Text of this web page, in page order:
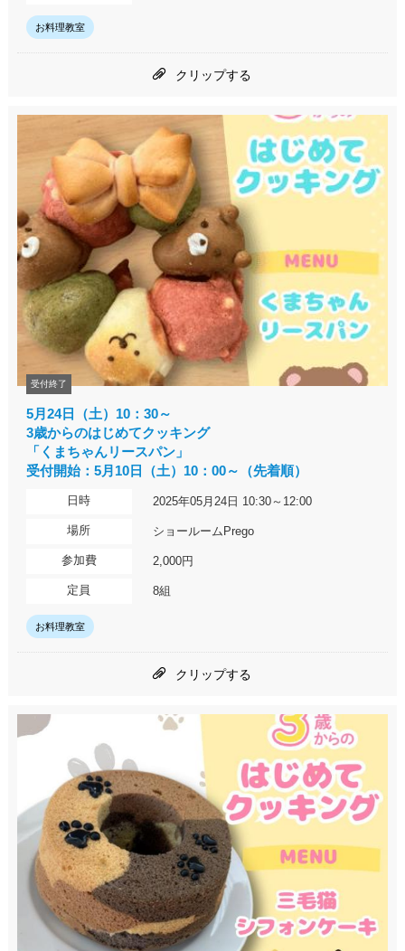
お料理教室
クリップする
受付終了
5月24日（土）10：30～
3歳からのはじめてクッキング
「くまちゃんリースパン」
受付開始：5月10日（土）10：00～（先着順）
日時 2025年05月24日 10:30～12:00
場所 ショールームPrego
参加費 2,000円
定員 8組
お料理教室
クリップする